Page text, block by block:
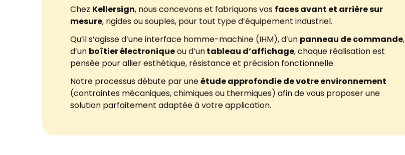
Chez Kellersign, nous concevons et fabriquons vos faces avant et arrière sur
mesure, rigides ou souples, pour tout type d’équipement industriel.
Qu’il s’agisse d’une interface homme-machine (IHM), d’un panneau de commande,
d’un boîtier électroniqueou d’untableau d’affichage, chaque réalisation est
pensée pour allier esthétique, résistance et précision fonctionnelle.
Notre processus débute par uneétude approfondie de votre environnement
(contraintes mécaniques, chimiques ou thermiques) afin de vous proposer une
solution parfaitement adaptée à votre application.